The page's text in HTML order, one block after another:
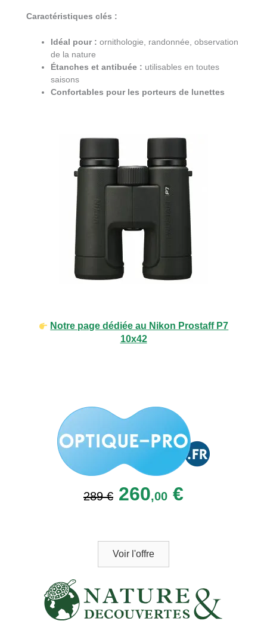
Caractéristiques clés :
Idéal pour : ornithologie, randonnée, observation
de la nature
Étanches et antibuée : utilisables en toutes
saisons
Confortables pour les porteurs de lunettes
Notre page dédiée au Nikon Prostaff P7
10x42
289 € 260,00 €
Voir l'offre